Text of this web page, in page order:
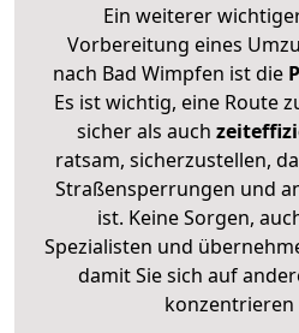
Ein weiterer
Vorbereitung eines
nach Bad Wimpfen ist die
Es ist wichtig, eine Route
sicher als auch
ratsam, sicherzustellen,
Straßensperrungen und
ist. Keine Sorgen,
Spezialisten und
damit Sie sich auf
konzentrieren